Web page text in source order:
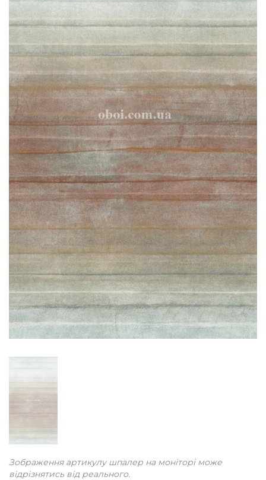
Зображення артикулу шпалер на моніторі може
відрізнятись від реального.